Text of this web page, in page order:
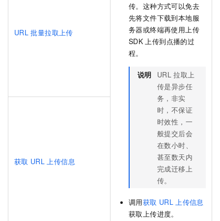
URL 批量拉取上传
传。这种方式可以免去
先将文件下载到本地服
务器或终端再使用上传
SDK 上传到点播的过
程。
说明 URL 拉取上
传是异步任
务，非实
时，不保证
时效性，一
般提交后会
在数小时、
甚至数天内
完成迁移上
传。
调用获取 URL 上传信息
获取上传进度。
获取 URL 上传信息